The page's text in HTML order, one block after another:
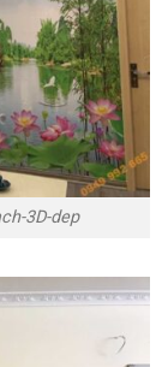
3D-dep